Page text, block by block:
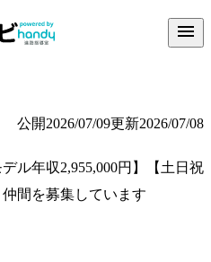
公開2026/07/09更新2026/07/08
ル年収2,955,000円】【土日祝
間を募集しています